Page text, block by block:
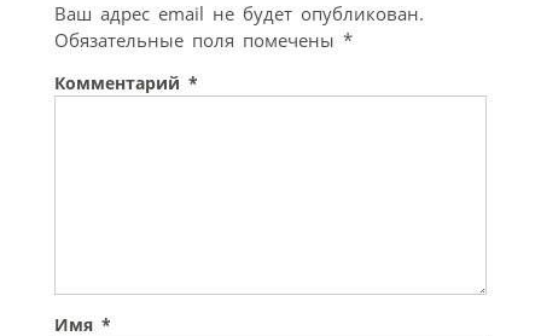
Ваш адрес email не будет опубликован.
Обязательные поля помечены *
Комментарий *
Имя *